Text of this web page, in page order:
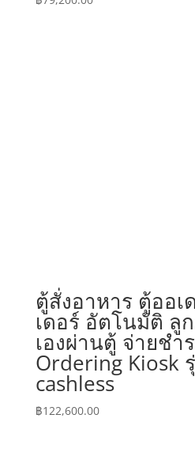
ตู้สั่งอาหาร ตู้ออเ
เดอร์ อัตโนมัติ ลู
เองผ่านตู้ จ่ายชำ
Ordering Kiosk
cashless
฿122,600.00